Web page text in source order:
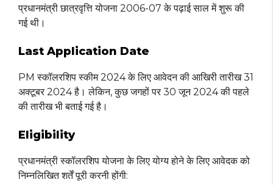
प्रधानमंत्री छात्रवृत्ति योजना 2006-07 के पढ़ाई साल में शुरू की
गई थी।
Last Application Date
PM स्कॉलरशिप स्कीम 2024 के लिए आवेदन की आखिरी तारीख 31
अक्टूबर 2024 है। लेकिन, कुछ जगहों पर 30 जून 2024 की पहले
की तारीख भी बताई गई है।
Eligibility
प्रधानमंत्री स्कॉलरशिप योजना के लिए योग्य होने के लिए आवेदक को
निम्नलिखित शर्तें पूरी करनी होंगी: